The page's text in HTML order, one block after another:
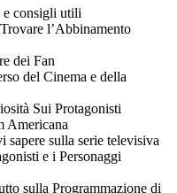
e consigli utili
l’Abbinamento
dei Fan
del Cinema e della
Sui Protagonisti
Americana
sulla serie televisiva
e i Personaggi
sulla Programmazione di